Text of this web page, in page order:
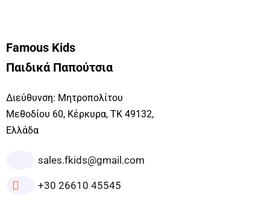
Famous Kids
Παιδικά Παπούτσια
Διεύθυνση: Μητροπολίτου
Μεθοδίου 60, Κέρκυρα, ΤΚ 49132,
Ελλάδα
sales.fkids@gmail.com
+30 26610 45545